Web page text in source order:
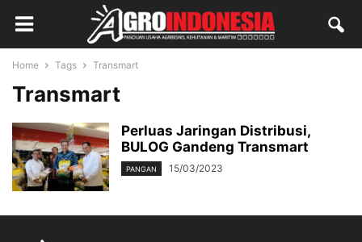
Home Tags Transmart
Transmart
Perluas Jaringan Distribusi,
BULOG Gandeng Transmart
PANGAN 15/03/2023